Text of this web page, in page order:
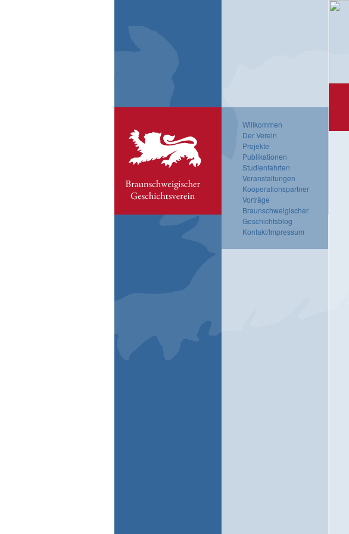
Willkommen
Der Verein
Projekte
Publikationen
Studienfahrten
Veranstaltungen
Kooperationspartner
Vorträge
Braunschweigischer
Geschichtsblog
Kontakt/Impressum